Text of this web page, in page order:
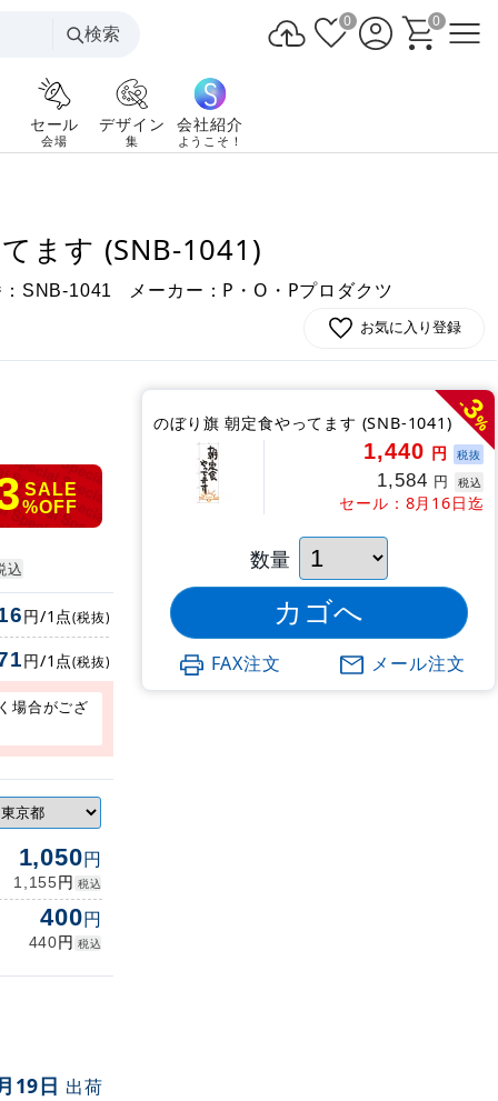
検索
0 0
セール
会場
デザイン
集
会社紹介
ようこそ！
ます (SNB-1041)
SNB-1041 メーカー：P・O・Pプロダクツ
お気に入り登録
SALE
%OFF
込
円/1点(税抜)
円/1点(税抜)
場合がござ
1,050円
1,155円 税込
400円
440円 税込
19日 出荷
-
3
%
のぼり旗 朝定食やってます (SNB-1041)
1,440 円 税抜
1,584 円 税込
セール：8月16日迄
数量
FAX注文 メール注文